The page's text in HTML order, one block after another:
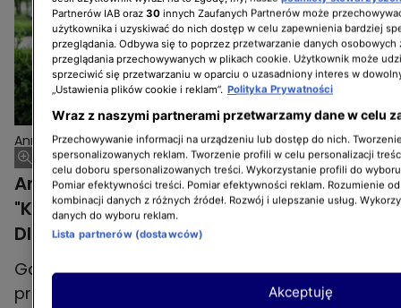
Anna Kucharczyk i Katarzyna Słupińska z "Kanapowczyń 3"
Anna Kucharczyk i Katarzyna Sopińska z
"Kanapowczyń 3" – o czym marzą?
Dlaczego zgłosiły się do programu?
Gdy zapytaliśmy o marzenia, Katarzyna
przyznała, że przede wszystkim — schudnąć.
Partnerów IAB oraz 30 innych Zaufanych Partnerów może
użytkownika i uzyskiwać do nich dostęp w celu zapewnienia bardziej
przeglądania. Odbywa się to poprzez przetwarzanie danych osobowych
przeglądania przechowywanych w plikach cookie. Użytkownik może
sprzeciwić się przetwarzaniu w oparciu o uzasadniony interes w
„Ustawienia plików cookie i reklam”. Polityka Prywatności
Wraz z naszymi partnerami przetwarzamy dane w celu
Przechowywanie informacji na urządzeniu lub dostęp do nich.
spersonalizowanych reklam. Tworzenie profili w celu personalizacji
celu doboru spersonalizowanych treści. Wykorzystanie profili do
Pomiar efektywności treści. Pomiar efektywności reklam. Rozumienie
kombinacji danych z różnych źródeł. Rozwój i ulepszanie usług.
danych do wyboru reklam.
Lista partnerów (dostawców)
Akceptuję